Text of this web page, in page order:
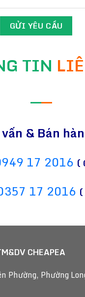
TIN
——
& Bán
17 2016 (
17 2016
CHEAPEA
Phường, Phường